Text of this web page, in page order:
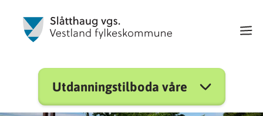
Utdanningstilboda våre